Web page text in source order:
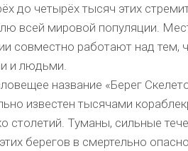
до четырёх тысяч этих
всей мировой популяции.
совместно работают над тем,
и людьми.
название «Берег
известен тысячами
столетий. Туманы, сильные
берегов в смертельно